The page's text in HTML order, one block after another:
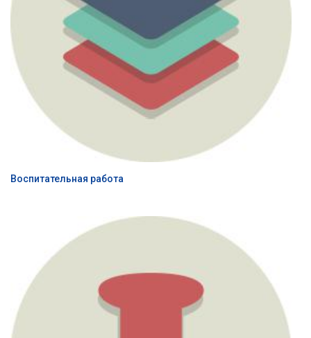
Воспитательная работа